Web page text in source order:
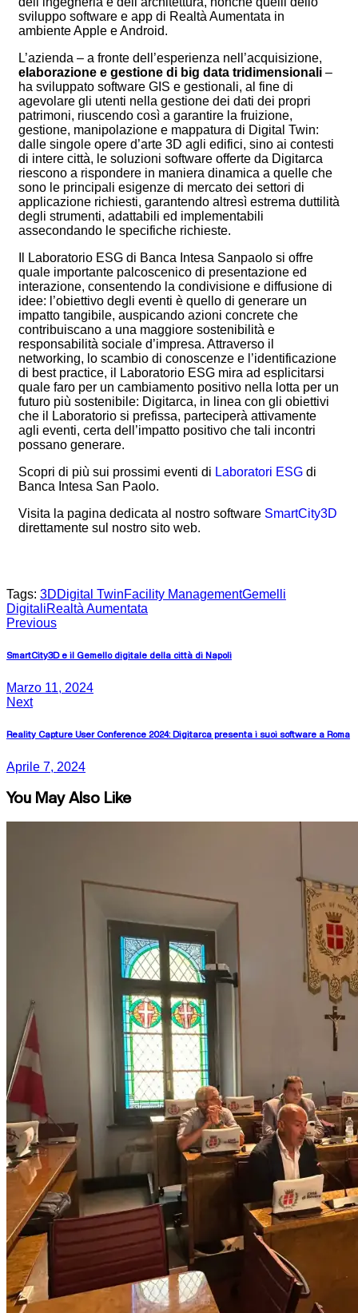
sviluppo software e app di Realtà Aumentata in
ambiente Apple e Android.
L’azienda – a fronte dell’esperienza nell’acquisizione,
elaborazione e gestione di big data tridimensionali –
ha sviluppato software GIS e gestionali, al fine di
agevolare gli utenti nella gestione dei dati dei propri
patrimoni, riuscendo così a garantire la fruizione,
gestione, manipolazione e mappatura di Digital Twin:
dalle singole opere d’arte 3D agli edifici, sino ai contesti
di intere città, le soluzioni software offerte da Digitarca
riescono a rispondere in maniera dinamica a quelle che
sono le principali esigenze di mercato dei settori di
applicazione richiesti, garantendo altresì estrema duttilità
degli strumenti, adattabili ed implementabili
assecondando le specifiche richieste.
Il Laboratorio ESG di Banca Intesa Sanpaolo si offre
quale importante palcoscenico di presentazione ed
interazione, consentendo la condivisione e diffusione di
idee: l’obiettivo degli eventi è quello di generare un
impatto tangibile, auspicando azioni concrete che
contribuiscano a una maggiore sostenibilità e
responsabilità sociale d’impresa. Attraverso il
networking, lo scambio di conoscenze e l’identificazione
di best practice, il Laboratorio ESG mira ad esplicitarsi
quale faro per un cambiamento positivo nella lotta per un
futuro più sostenibile: Digitarca, in linea con gli obiettivi
che il Laboratorio si prefissa, parteciperà attivamente
agli eventi, certa dell’impatto positivo che tali incontri
possano generare.
Scopri di più sui prossimi eventi di Laboratori ESG di
Banca Intesa San Paolo.
Visita la pagina dedicata al nostro software SmartCity3D
direttamente sul nostro sito web.
Tags: 3DDigital TwinFacility ManagementGemelli
DigitaliRealtà Aumentata
Previous
SmartCity3D e il Gemello digitale della città di Napoli
Marzo 11, 2024
Next
Reality Capture User Conference 2024: Digitarca presenta i suoi software a Roma
Aprile 7, 2024
You May Also Like